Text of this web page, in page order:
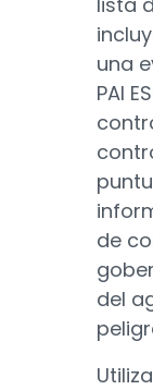
una
PAI
de
del